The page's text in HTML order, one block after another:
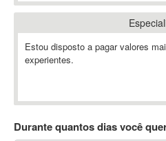
Ableton Live
Abstract
Abstract Window Toolkit (AWT)
AC Drives
ACARS
Estou disposto a pagar valores
experientes.
Durante quantos dias você